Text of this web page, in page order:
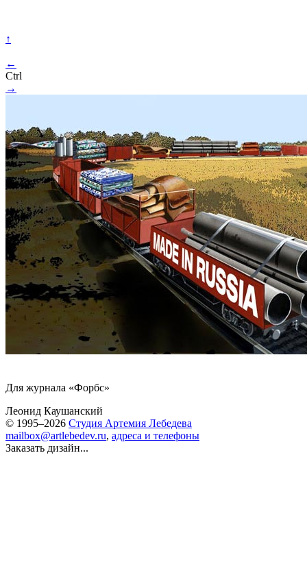
↑
←
Ctrl
→
Для журнала «Форбс»
Леонид Каушанский
© 1995–2026 Студия Артемия Лебедева
mailbox@artlebedev.ru, адреса и телефоны
Заказать дизайн...